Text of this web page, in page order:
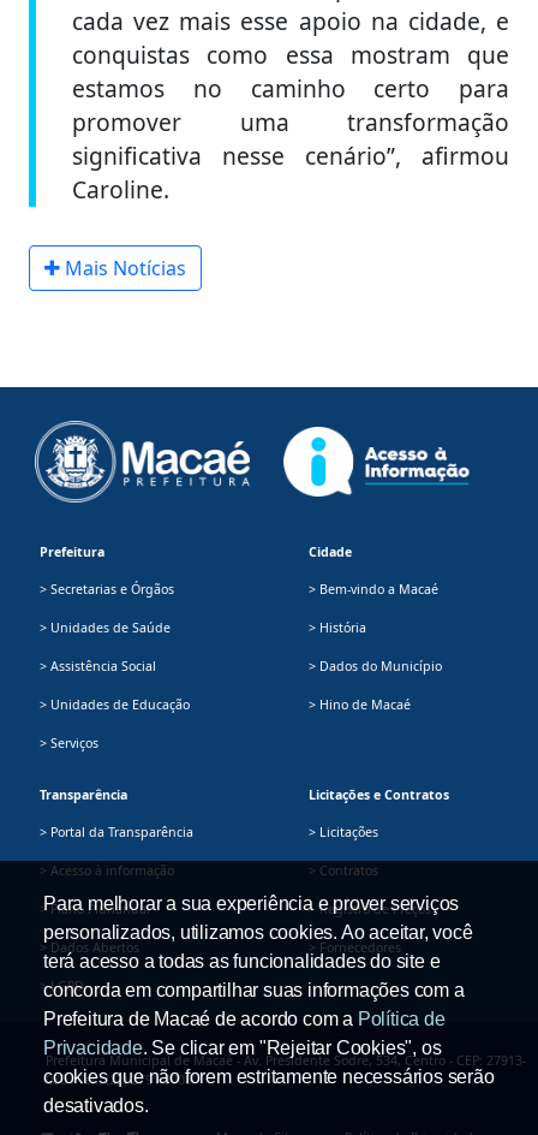
cada vez mais esse apoio na cidade, e
conquistas como essa mostram que
estamos no caminho certo para
promover uma transformação
significativa nesse cenário”, afirmou
Caroline.
Mais Notícias
Prefeitura
> Secretarias e Órgãos
> Unidades de Saúde
> Assistência Social
> Unidades de Educação
> Serviços
Cidade
> Bem-vindo a Macaé
> História
> Dados do Município
> Hino de Macaé
Transparência
> Portal da Transparência
> Acesso à informação
> Plano Plurianual
> Dados Abertos
> LGPD
Licitações e Contratos
> Licitações
> Contratos
> Registro de Preços
> Fornecedores
Prefeitura Municipal de Macaé - Av. Presidente Sodré, 534, Centro - CEP: 27913-
080 - Tel.: (22) 2791-9008
Para melhorar a sua experiência e prover serviços
personalizados, utilizamos cookies. Ao aceitar, você
terá acesso a todas as funcionalidades do site e
concorda em compartilhar suas informações com a
Prefeitura de Macaé de acordo com a Política de
Privacidade. Se clicar em "Rejeitar Cookies", os
cookies que não forem estritamente necessários serão
desativados.